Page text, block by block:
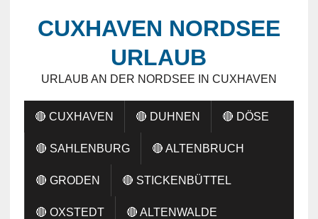
CUXHAVEN NORDSEE
URLAUB
URLAUB AN DER NORDSEE IN CUXHAVEN
🔴 CUXHAVEN 🔴 DUHNEN 🔴 DÖSE
🔴 SAHLENBURG 🔴 ALTENBRUCH
🔴 GRODEN 🔴 STICKENBÜTTEL
🔴 OXSTEDT 🔴 ALTENWALDE